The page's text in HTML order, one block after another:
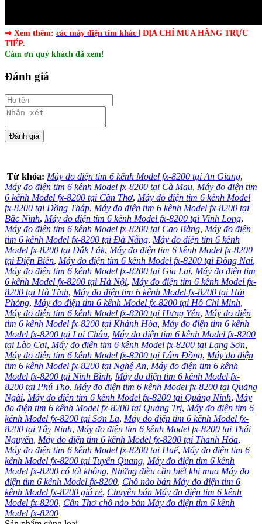
⇒ Xem thêm: các máy điện tim khác
| ĐỊA CHỈ MUA HÀNG TRỰC
TIẾP.
Cám ơn quý khách đã xem!
Đánh giá
Từ khóa: Máy đo điện tim 6 kênh Model fx-8200 tại An Giang,
Máy đo điện tim 6 kênh Model fx-8200 tại Cà Mau, Máy đo điện tim
6 kênh Model fx-8200 tại Cần Thơ, Máy đo điện tim 6 kênh Model
fx-8200 tại Đồng Tháp, Máy đo điện tim 6 kênh Model fx-8200 tại
Bắc Ninh, Máy đo điện tim 6 kênh Model fx-8200 tại Vĩnh Long,
Máy đo điện tim 6 kênh Model fx-8200 tại Cao Bằng, Máy đo điện
tim 6 kênh Model fx-8200 tại Đà Nẵng, Máy đo điện tim 6 kênh
Model fx-8200 tại Đắk Lắk, Máy đo điện tim 6 kênh Model fx-8200
tại Điện Biên, Máy đo điện tim 6 kênh Model fx-8200 tại Đồng Nai,
Máy đo điện tim 6 kênh Model fx-8200 tại Gia Lai, Máy đo điện tim
6 kênh Model fx-8200 tại Hà Nội, Máy đo điện tim 6 kênh Model fx-
8200 tại Hà Tĩnh, Máy đo điện tim 6 kênh Model fx-8200 tại Hải
Phòng, Máy đo điện tim 6 kênh Model fx-8200 tại Hồ Chí Minh,
Máy đo điện tim 6 kênh Model fx-8200 tại Hưng Yên, Máy đo điện
tim 6 kênh Model fx-8200 tại Khánh Hòa, Máy đo điện tim 6 kênh
Model fx-8200 tại Lai Châu, Máy đo điện tim 6 kênh Model fx-8200
tại Lào Cai, Máy đo điện tim 6 kênh Model fx-8200 tại Lạng Sơn,
Máy đo điện tim 6 kênh Model fx-8200 tại Lâm Đồng, Máy đo điện
tim 6 kênh Model fx-8200 tại Nghệ An, Máy đo điện tim 6 kênh
Model fx-8200 tại Ninh Bình, Máy đo điện tim 6 kênh Model fx-
8200 tại Phú Thọ, Máy đo điện tim 6 kênh Model fx-8200 tại Quảng
Ngãi, Máy đo điện tim 6 kênh Model fx-8200 tại Quảng Ninh, Máy
đo điện tim 6 kênh Model fx-8200 tại Quảng Trị, Máy đo điện tim 6
kênh Model fx-8200 tại Sơn La, Máy đo điện tim 6 kênh Model fx-
8200 tại Tây Ninh, Máy đo điện tim 6 kênh Model fx-8200 tại Thái
Nguyên, Máy đo điện tim 6 kênh Model fx-8200 tại Thanh Hóa,
Máy đo điện tim 6 kênh Model fx-8200 tại Huế, Máy đo điện tim 6
kênh Model fx-8200 tại Tuyên Quang, Máy đo điện tim 6 kênh
Model fx-8200 có tốt không, Những điều cần biết khi mua Máy đo
điện tim 6 kênh Model fx-8200, Chỗ nào bán Máy đo điện tim 6
kênh Model fx-8200 giá rẻ, Chuyên bán Máy đo điện tim 6 kênh
Model fx-8200, Cần Thơ chỗ nào bán Máy đo điện tim 6 kênh
Model fx-8200